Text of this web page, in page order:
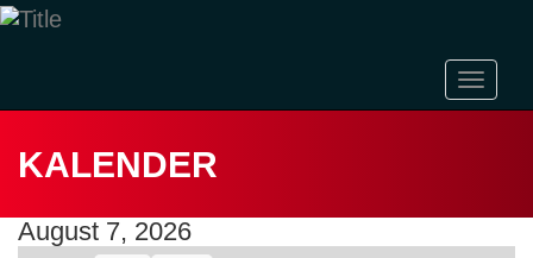
ein-/
KALENDER
August 7, 2026